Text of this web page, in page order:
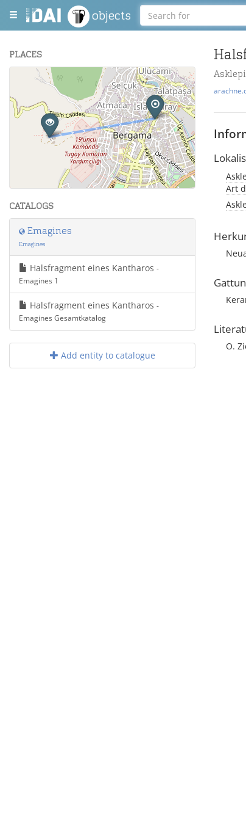
objects
PLACES
−
Leaflet| Maps and Data ©OpenStreetMap
CATALOGS
Emagines
Emagines
Halsfragment eines Kantharos -
Emagines 1
Halsfragment eines Kantharos -
Emagines Gesamtkatalog
Add entity to catalogue
Art
O.